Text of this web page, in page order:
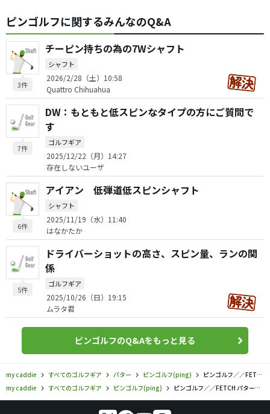
ピンゴルフに関するみんなのQ&A
3件
チーピン持ちの為の7Wシャフト
シャフト
2026/2/28（土）10:58
Quattro Chihuahua
7件
DW：もともと低スピンなタイプの方にご質問で
す
ゴルフギア
2025/12/22（月）14:27
存在しないユーザ
6件
アイアン 低弾道低スピンシャフト
シャフト
2025/11/19（水）11:40
はなかたか
5件
ドライバーショットの高さ、スピン量、ランの関
係
ゴルフギア
2025/10/26（日）19:15
ムラタ君
ピンゴルフのQ&Aをもっと見る
my caddie すべてのゴルフギア パター ピンゴルフ(ping)
ピンゴルフ／／FETCH パター（2021）の口コミ評価
my caddie
すべてのゴルフギア ピンゴルフ(ping) ピンゴルフ／／FETCH パター（2021）の口コミ評価